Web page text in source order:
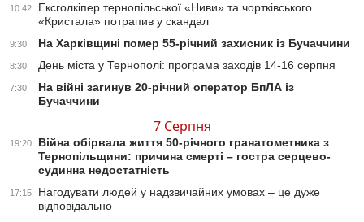
10:42
Ексголкіпер тернопільської «Ниви» та чортківського
«Кристала» потрапив у скандал
9:30 На Харківщині помер 55-річний захисник із Бучаччини
8:30 День міста у Тернополі: програма заходів 14-16 серпня
7:30
На війні загинув 20-річний оператор БпЛА із
Бучаччини
7 Серпня
19:20
Війна обірвала життя 50-річного гранатометника з
Тернопільщини: причина смерті – гостра серцево-
судинна недостатність
17:15
Нагодувати людей у надзвичайних умовах – це дуже
відповідально